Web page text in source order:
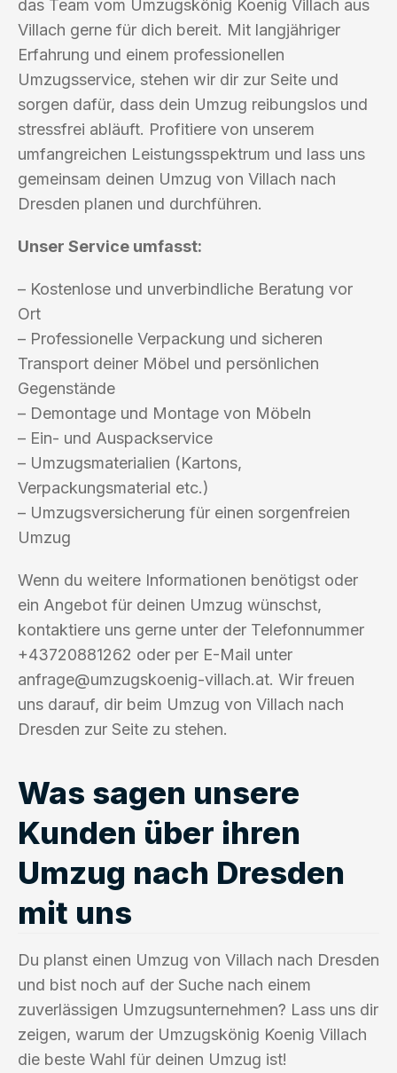
das Team vom Umzugskönig Koenig Villach aus
Villach gerne für dich bereit. Mit langjähriger
Erfahrung und einem professionellen
Umzugsservice, stehen wir dir zur Seite und
sorgen dafür, dass dein Umzug reibungslos und
stressfrei abläuft. Profitiere von unserem
umfangreichen Leistungsspektrum und lass uns
gemeinsam deinen Umzug von Villach nach
Dresden planen und durchführen.
Unser Service umfasst:
– Kostenlose und unverbindliche Beratung vor
Ort
– Professionelle Verpackung und sicheren
Transport deiner Möbel und persönlichen
Gegenstände
– Demontage und Montage von Möbeln
– Ein- und Auspackservice
– Umzugsmaterialien (Kartons,
Verpackungsmaterial etc.)
– Umzugsversicherung für einen sorgenfreien
Umzug
Wenn du weitere Informationen benötigst oder
ein Angebot für deinen Umzug wünschst,
kontaktiere uns gerne unter der Telefonnummer
+43720881262 oder per E-Mail unter
anfrage@umzugskoenig-villach.at. Wir freuen
uns darauf, dir beim Umzug von Villach nach
Dresden zur Seite zu stehen.
Was sagen unsere
Kunden über ihren
Umzug nach Dresden
mit uns
Du planst einen Umzug von Villach nach Dresden
und bist noch auf der Suche nach einem
zuverlässigen Umzugsunternehmen? Lass uns dir
zeigen, warum der Umzugskönig Koenig Villach
die beste Wahl für deinen Umzug ist!